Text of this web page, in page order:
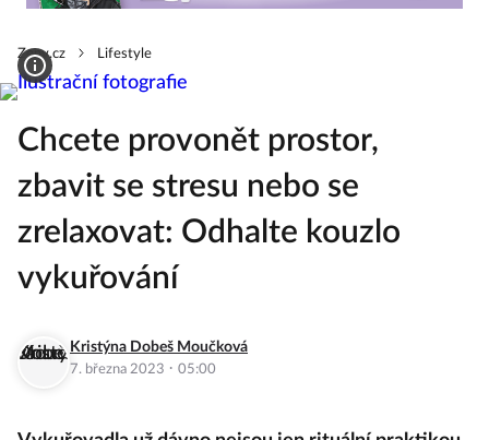
Zeny.cz Lifestyle
Chcete provonět prostor,
zbavit se stresu nebo se
zrelaxovat: Odhalte kouzlo
vykuřování
Kristýna Dobeš Moučková
7. března 2023 · 05:00